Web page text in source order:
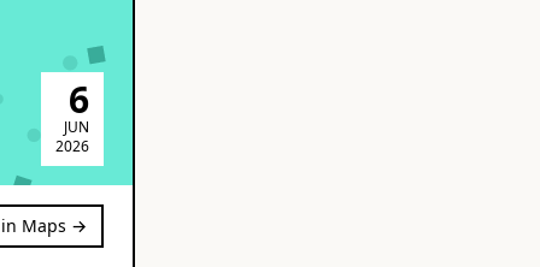
6
JUN
2026
Maps →